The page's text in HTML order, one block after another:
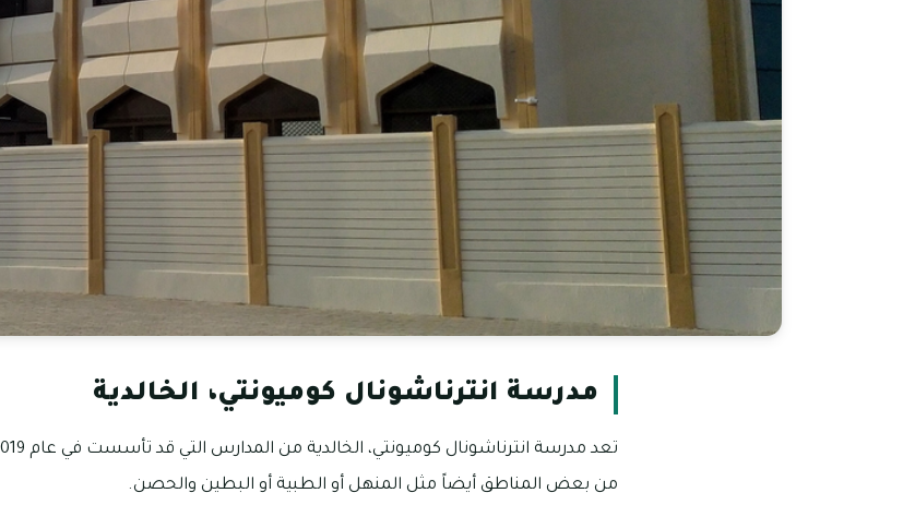
مدرسة انترناشونال كوميونتي، الخالدية
من بعض المناطق أيضاً مثل المنهل أو الطبية أو البطين والحصن.